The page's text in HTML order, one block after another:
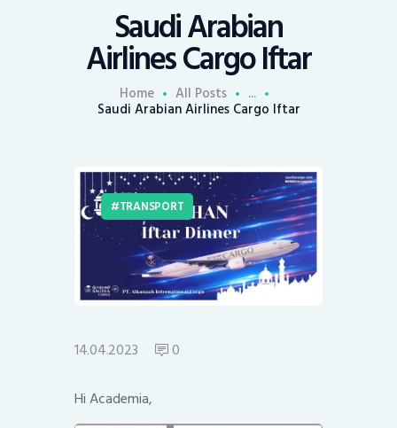
Saudi Arabian
Airlines Cargo Iftar
Home All Posts ...
Saudi Arabian Airlines Cargo Iftar
TRANSPORT
14.04.2023 0
Hi Academia,